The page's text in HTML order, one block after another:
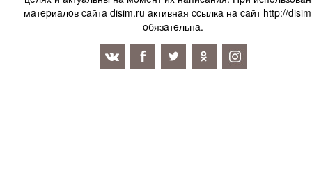
мaтepиaлoв caйтa disim.ru aктивнaя ccылкa нa caйт http://
oбязaтeльнa.